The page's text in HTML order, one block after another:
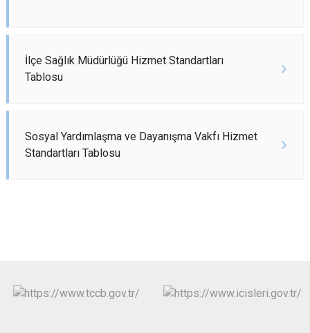
İlçe Sağlık Müdürlüğü Hizmet Standartları
Tablosu
Sosyal Yardımlaşma ve Dayanışma Vakfı Hizmet
Standartları Tablosu